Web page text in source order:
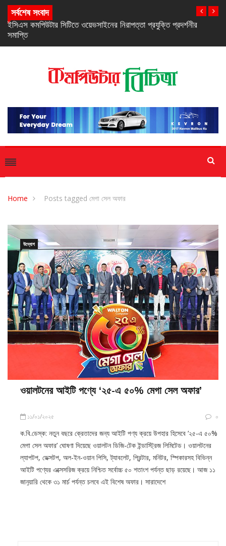
সর্বশেষ সংবাদ
নিরবচ্ছিন্ন পাওয়ার নিশ্চিতে রিয়েলমির নতুন সি-সিরিজ স্মার্টফোন
Home Posts tagged মেগা সেল অফার
উদ্যোগ
ওয়ালটনের আইটি পণ্যে ‘২৫-এ ৫০% মেগা সেল অফার’
১১/০১/২০২৫ ০
ক.বি.ডেস্ক: নতুন বছরে ক্রেতাদের জন্য আইটি পণ্য ক্রয়ে উপহার হিসেবে ‘২৫-এ ৫০%
মেগা সেল অফার’ ঘোষণা দিয়েছে ওয়ালটন ডিজি-টেক ইন্ডাস্ট্রিজ লিমিটেড। ওয়ালটনের
ল্যাপটপ, ডেক্সটপ, অল-ইন-ওয়ান পিসি, ট্যাবলেট, প্রিন্টার, মনিটর, স্পিকারসহ বিভিন্ন
আইটি পণ্যের এক্সেসরিজ ক্রয়ে নিশ্চিত সর্বোচ্চ ৫০ শতাংশ পর্যন্ত ছাড় রয়েছে। আজ ১১
জানুয়ারি থেকে ৩১ মার্চ পর্যন্ত চলবে এই বিশেষ অফার। সারাদেশে